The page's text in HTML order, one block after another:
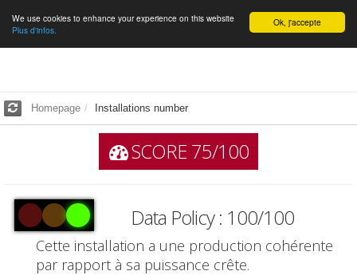
English Ok, j'accepte
We use cookies to enhance your experience on this website
Plus d'infos.
Homepage Installations number
SCORE 75/100
Data Policy : 100/100
Cette installation a une production cohérente
par rapport à sa puissance crête.